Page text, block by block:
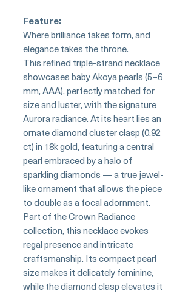
Feature:
Where brilliance takes form, and
elegance takes the throne.
This refined triple-strand necklace
showcases baby Akoya pearls (5–6
mm, AAA), perfectly matched for
size and luster, with the signature
Aurora radiance. At its heart lies an
ornate diamond cluster clasp (0.92
ct) in 18k gold, featuring a central
pearl embraced by a halo of
sparkling diamonds — a true jewel-
like ornament that allows the piece
to double as a focal adornment.
Part of the Crown Radiance
collection, this necklace evokes
regal presence and intricate
craftsmanship. Its compact pearl
size makes it delicately feminine,
while the diamond clasp elevates it